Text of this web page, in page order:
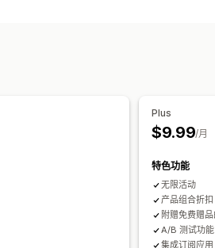
动态定价
Plus
$9.99/月
特色功能
无限活动
产品组合折扣
附赠免费赠
A/B 测试功能
集成订阅应用